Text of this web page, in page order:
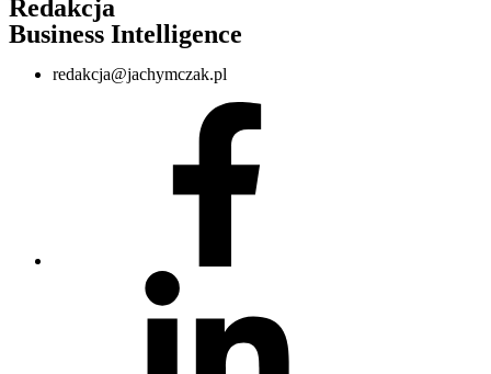
Redakcja
Business Intelligence
redakcja@jachymczak.pl